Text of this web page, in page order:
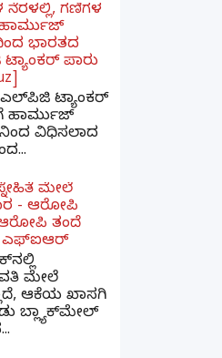
ನೆರಳಲ್ಲಿ, ಗಣಿಗಳ
ಭಾರತದ
ಪಾರು
ಎಲ್‌ಪಿಜಿ ಟ್ಯಾಂಕರ್
ಹಾರ್ಮುಜ್
ವಿಧಿಸಲಾದ
ಮೇಲೆ
- ಆರೋಪಿ
ತಂದೆ
ಎಫ್ಐಆರ್
ಮೇಲೆ
ಆಕೆಯ ಖಾಸಗಿ
ಬ್ಲ್ಯಾಕ್‌ಮೇಲ್